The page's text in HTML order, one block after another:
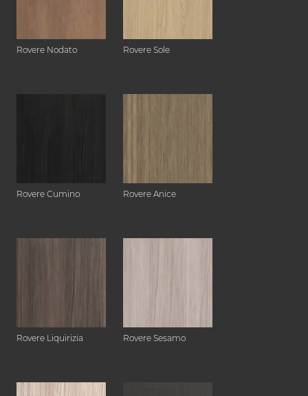
Rovere Nodato Rovere Sole
Rovere Cumino Rovere Anice
Rovere Liquirizia Rovere Sesamo